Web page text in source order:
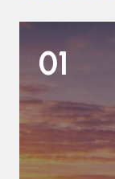
01